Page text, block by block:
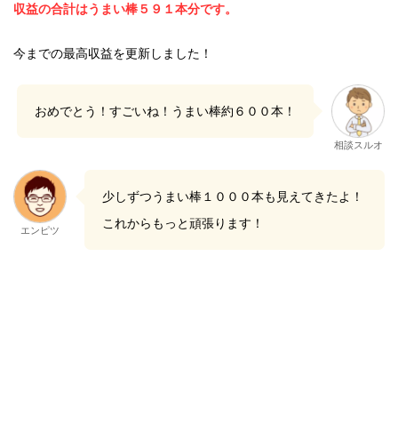
収益の合計はうまい棒５９１本分です。
今までの最高収益を更新しました！
おめでとう！すごいね！うまい棒約６００本！
相談スルオ
エンピツ
少しずつうまい棒１０００本も見えてきたよ！
これからもっと頑張ります！